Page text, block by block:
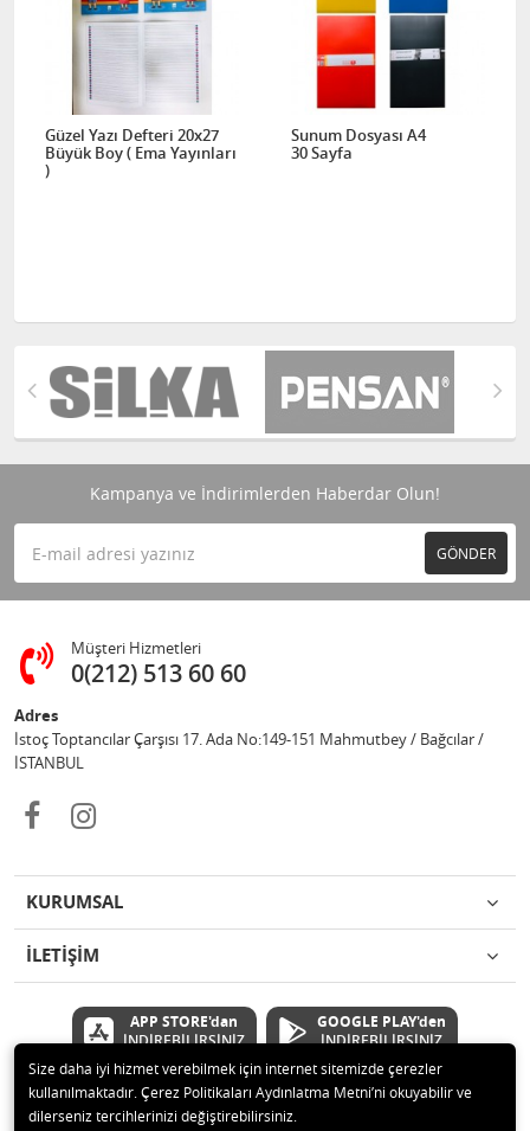
Güzel Yazı Defteri 20x27
Büyük Boy ( Ema Yayınları
)
Sunum Dosyası A4
30 Sayfa
Kampanya ve İndirimlerden Haberdar Olun!
GÖNDER
Müşteri Hizmetleri
0(212) 513 60 60
Adres
İstoç Toptancılar Çarşısı 17. Ada No:149-151 Mahmutbey / Bağcılar /
İSTANBUL
KURUMSAL
İLETİŞİM
APP STORE'dan
İNDİREBİLİRSİNİZ
GOOGLE PLAY'den
İNDİREBİLİRSİNİZ
© 2020 Çetinkaya Elektronik Kırtasiye Oyuncak San ve Tic.Ltd.Şti Tüm
Size daha iyi hizmet verebilmek için internet sitemizde çerezler
kullanılmaktadır. Çerez Politikaları Aydınlatma Metni’ni okuyabilir ve
dilerseniz tercihlerinizi değiştirebilirsiniz.